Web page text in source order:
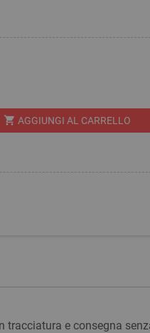
shopping_cart AGGIUNGI AL CARRELLO
tracciatura e consegna